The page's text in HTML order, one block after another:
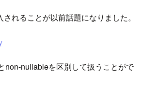
れることが以前話題になりました。
non-nullableを区別して扱うことがで